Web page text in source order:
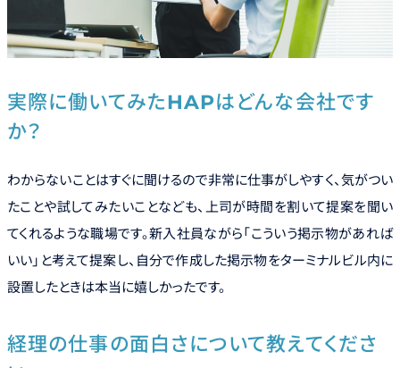
実際に働いてみたHAPはどんな会社です
か？
わからないことはすぐに聞けるので非常に仕事がしやすく、気がつい
たことや試してみたいことなども、上司が時間を割いて提案を聞い
てくれるような職場です。新入社員ながら「こういう掲示物があれば
いい」と考えて提案し、自分で作成した掲示物をターミナルビル内に
設置したときは本当に嬉しかったです。
経理の仕事の面白さについて教えてくださ